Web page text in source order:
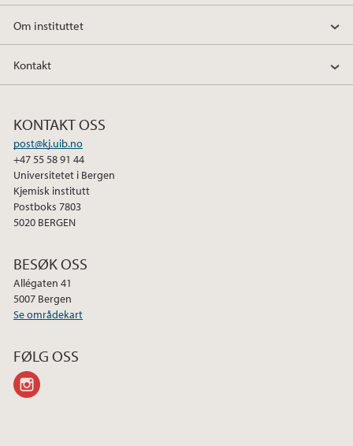
Om instituttet
Kontakt
KONTAKT OSS
post@kj.uib.no
+47 55 58 91 44
Universitetet i Bergen
Kjemisk institutt
Postboks 7803
5020 BERGEN
BESØK OSS
Allégaten 41
5007 Bergen
Se områdekart
FØLG OSS